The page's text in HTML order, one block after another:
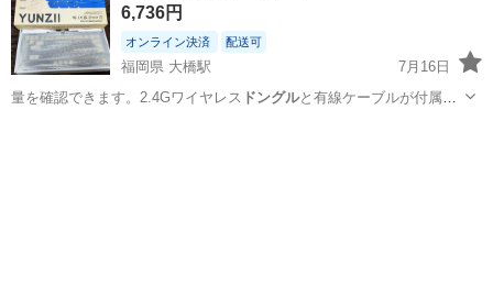
たい」 「仕事も休みも一...
6,736円
オンライン決済 配送可
福岡県 大橋駅
7月16日
量を確認できます。2.4Gワイヤレス ドングルと有線ケーブルが付属し